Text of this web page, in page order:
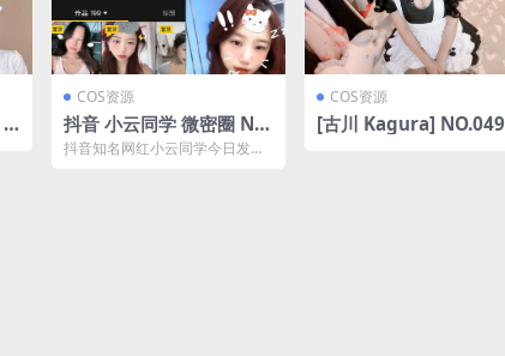
COS资源
抖音 小云同学 微密圈 NO.
002期 【1P9V】最新至：
抖音知名网红小云同学今日发布
COS资源
[古川 Kagura] NO.049